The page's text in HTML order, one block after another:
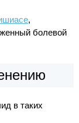
,
болевой
в таких